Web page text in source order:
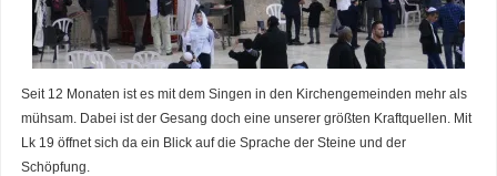
Seit 12 Monaten ist es mit dem Singen in den Kirchengemeinden mehr als
mühsam. Dabei ist der Gesang doch eine unserer größten Kraftquellen. Mit
Lk 19 öffnet sich da ein Blick auf die Sprache der Steine und der
Schöpfung.